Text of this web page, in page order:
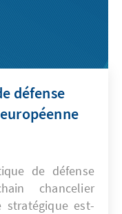
défense
de défense
chancelier
stratégique est-